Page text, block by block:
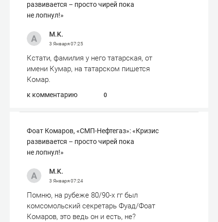
развивается – просто чирей пока
не лопнул!»
M.K.
3 Января07:25
Кстати, фамилия у него татарская, от
имени Кумар, на татарском пишется
Комар.
к комментарию 0
Фоат Комаров, «СМП-Нефтегаз»: «Кризис
развивается – просто чирей пока
не лопнул!»
M.K.
3 Января07:24
Помню, на рубеже 80/90-х гг был
комсомольский секретарь Фуад/Фоат
Комаров, это ведь он и есть, не?